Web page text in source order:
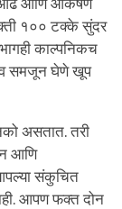
ओढ आणि आकर्षण
१०० टक्के सुंदर
काल्पनिकच
समजून घेणे खूप
असतात. तरी
आणि
संकुचित
आपण फक्त दोन